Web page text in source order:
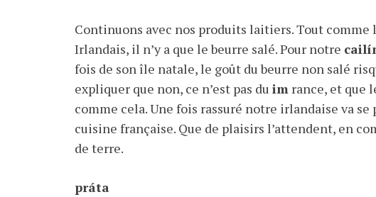
Continuons avec nos produits laitiers. Tout comme
Irlandais, il n’y a que le beurre salé. Pour notre
fois de son île natale, le goût du beurre non salé
expliquer que non, ce n’est pas du im rance, et que
comme cela. Une fois rassuré notre irlandaise va
cuisine française. Que de plaisirs l’attendent, en
de terre.
práta